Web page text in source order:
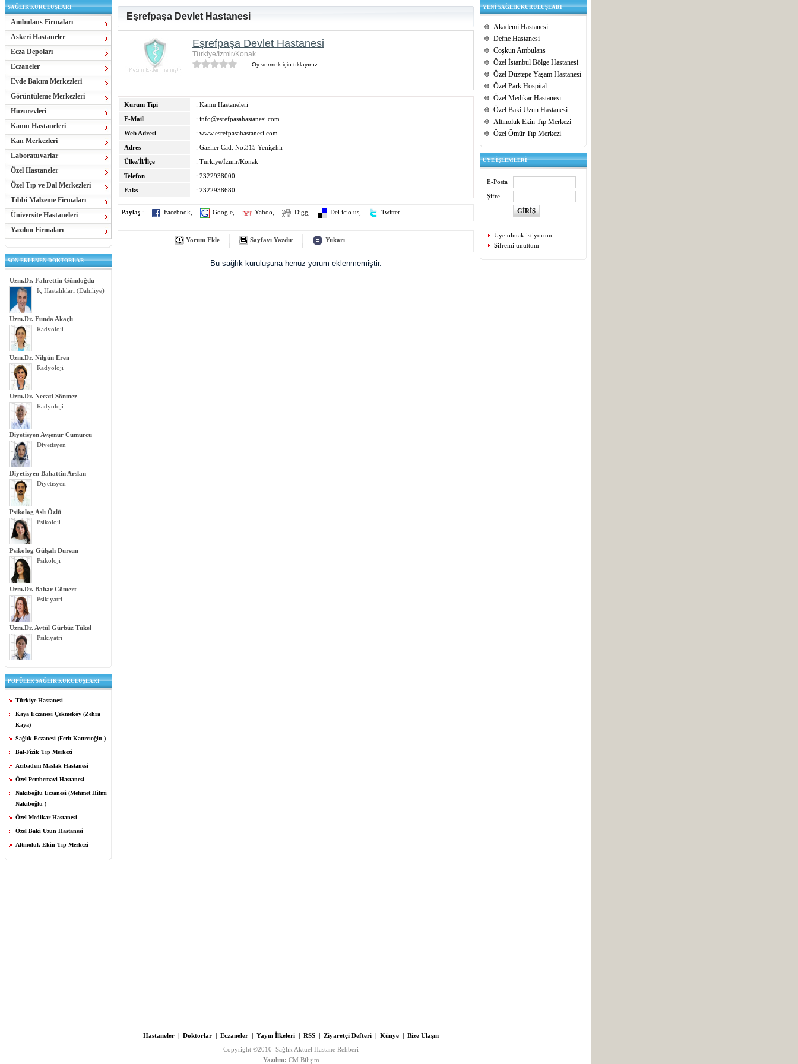
SAĞLIK KURULUŞLARI
Ambulans Firmaları
Askeri Hastaneler
Ecza Depoları
Eczaneler
Evde Bakım Merkezleri
Görüntüleme Merkezleri
Huzurevleri
Kamu Hastaneleri
Kan Merkezleri
Laboratuvarlar
Özel Hastaneler
Özel Tıp ve Dal Merkezleri
Tıbbi Malzeme Firmaları
Üniversite Hastaneleri
Yazılım Firmaları
SON EKLENEN DOKTORLAR
Uzm.Dr. Fahrettin Gündoğdu
İç Hastalıkları (Dahiliye)
Uzm.Dr. Funda Akaçlı
Radyoloji
Uzm.Dr. Nilgün Eren
Radyoloji
Uzm.Dr. Necati Sönmez
Radyoloji
Diyetisyen Ayşenur Cumurcu
Diyetisyen
Diyetisyen Bahattin Arslan
Diyetisyen
Psikolog Aslı Özlü
Psikoloji
Psikolog Gülşah Dursun
Psikoloji
Uzm.Dr. Bahar Cömert
Psikiyatri
Uzm.Dr. Aytül Gürbüz Tükel
Psikiyatri
POPÜLER SAĞLIK KURULUŞLARI
Türkiye Hastanesi
Kaya Eczanesi Çekmeköy (Zehra
Kaya)
Sağlık Eczanesi (Ferit Katırcıoğlu )
Bal-Fizik Tıp Merkezi
Acıbadem Maslak Hastanesi
Özel Pembemavi Hastanesi
Nakıboğlu Eczanesi (Mehmet Hilmi
Nakıboğlu )
Özel Medikar Hastanesi
Özel Baki Uzun Hastanesi
Altınoluk Ekin Tıp Merkezi
Eşrefpaşa Devlet Hastanesi
Eşrefpaşa Devlet Hastanesi
Türkiye/İzmir/Konak
Oy vermek için tıklayınız
Kurum Tipi
: Kamu Hastaneleri
E-Mail
: info@esrefpasahastanesi.com
Web Adresi
: www.esrefpasahastanesi.com
Adres
: Gaziler Cad. No:315 Yenişehir
Ülke/İl/İlçe
: Türkiye/İzmir/Konak
Telefon
: 2322938000
Faks
: 2322938680
Paylaş : Facebook Google Yahoo Digg Del.icio.us Twitter
Yorum Ekle Sayfayı Yazdır Yukarı
Bu sağlık kuruluşuna henüz yorum eklenmemiştir.
YENİ SAĞLIK KURULUŞLARI
Akademi Hastanesi
Defne Hastanesi
Coşkun Ambulans
Özel İstanbul Bölge Hastanesi
Özel Düztepe Yaşam Hastanesi
Özel Park Hospital
Özel Medikar Hastanesi
Özel Baki Uzun Hastanesi
Altınoluk Ekin Tıp Merkezi
Özel Ömür Tıp Merkezi
ÜYE İŞLEMLERİ
E-Posta
Şifre
Üye olmak istiyorum
Şifremi unuttum
Hastaneler | Doktorlar | Eczaneler | Yayın İlkeleri | RSS | Ziyaretçi Defteri | Künye | Bize Ulaşın
Copyright ©2010 Sağlık Aktuel Hastane Rehberi
Yazılım: CM Bilişim